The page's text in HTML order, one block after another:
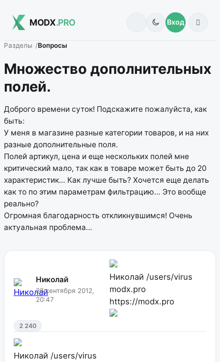
MODX.PRO Вход
Разделы Вопросы
Множество дополнительных
полей.
Доброго времени суток! Подскажите пожалуйста, как
быть:
У меня в магазине разные категории товаров, и на них
разные дополнительные поля.
Полей артикул, цена и еще нескольких полей мне
критический мало, так как в товаре может быть до 20
характеристик… Как лучше быть? Хочется еще делать
как то по этим параметрам фильтрацию… Это вообще
реально?
Огромная благодарность откликнувшимся! Очень
актуальная проблема…
Николай
28 сентября 2012,
20:47
Николай /users/virus
modx.pro
https://modx.pro
2 240
Николай /users/virus